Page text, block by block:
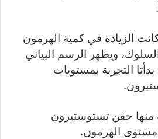
كانت الزيادة في كمية الهرمون
ويظهر الرسم البياني
التجربة بمستويات
حقن تستوستيرون
مستوى الهرمون.